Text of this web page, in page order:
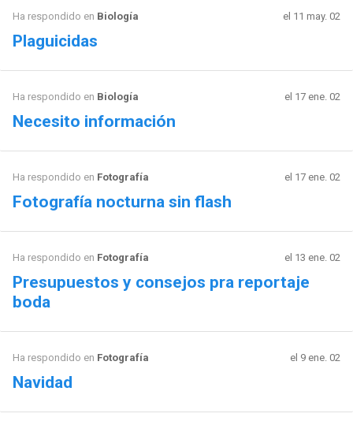
Ha respondido en Biología el 11 may. 02
Plaguicidas
Ha respondido en Biología el 17 ene. 02
Necesito información
Ha respondido en Fotografía el 17 ene. 02
Fotografía nocturna sin flash
Ha respondido en Fotografía el 13 ene. 02
Presupuestos y consejos pra reportaje
boda
Ha respondido en Fotografía el 9 ene. 02
Navidad